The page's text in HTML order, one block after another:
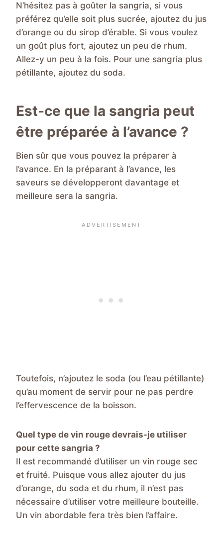
N’hésitez pas à goûter la sangria, si vous
préférez qu’elle soit plus sucrée, ajoutez du jus
d’orange ou du sirop d’érable. Si vous voulez
un goût plus fort, ajoutez un peu de rhum.
Allez-y un peu à la fois. Pour une sangria plus
pétillante, ajoutez du soda.
Est-ce que la sangria peut
être préparée à l’avance ?
Bien sûr que vous pouvez la préparer à
l’avance. En la préparant à l’avance, les
saveurs se développeront davantage et
meilleure sera la sangria.
Toutefois, n’ajoutez le soda (ou l’eau pétillante)
qu’au moment de servir pour ne pas perdre
l’effervescence de la boisson.
Quel type de vin rouge devrais-je utiliser
pour cette sangria ?
Il est recommandé d’utiliser un vin rouge sec
et fruité. Puisque vous allez ajouter du jus
d’orange, du soda et du rhum, il n’est pas
nécessaire d’utiliser votre meilleure bouteille.
Un vin abordable fera très bien l’affaire.